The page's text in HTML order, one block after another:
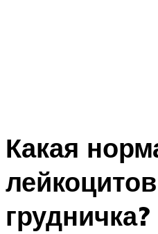
Какая
грудничка?